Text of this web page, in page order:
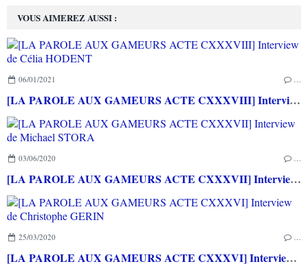
VOUS AIMEREZ AUSSI :
06/01/2021 …
[LA PAROLE AUX GAMEURS ACTE CXXXVIII] Interview de Célia HODENT
03/06/2020 …
[LA PAROLE AUX GAMEURS ACTE CXXXVII] Interview de Michael STORA
25/03/2020 …
[LA PAROLE AUX GAMEURS ACTE CXXXVI] Interview de Christophe GERIN